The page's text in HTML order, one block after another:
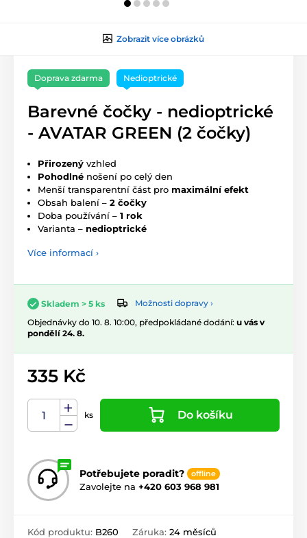
Zobrazit více obrázků
Doprava zdarma Nedioptrické
Barevné čočky - nedioptrické
- AVATAR GREEN (2 čočky)
Přirozený vzhled
Pohodlné nošení po celý den
Menší transparentní část pro maximální efekt
Obsah balení – 2 čočky
Doba používání – 1 rok
Varianta – nedioptrické
Více informací ›
Skladem > 5 ks
Možnosti dopravy ›
Objednávky do 10. 8. 10:00, předpokládané dodání: u vás v
pondělí 24. 8.
335 Kč
ks Do košíku
Potřebujete poradit? offline
Zavolejte na +420 603 968 981
Kód produktu: B260 Záruka: 24 měsíců